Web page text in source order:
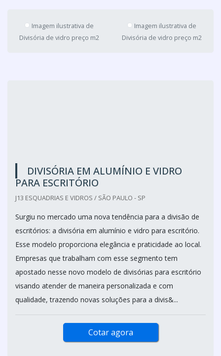
DIVISÓRIA EM ALUMÍNIO E VIDRO
PARA ESCRITÓRIO
Surgiu no mercado uma nova tendência para a divisão de
escritórios: a divisória em alumínio e vidro para escritório.
Esse modelo proporciona elegância e praticidade ao local.
Empresas que trabalham com esse segmento tem
apostado nesse novo modelo de divisórias para escritório